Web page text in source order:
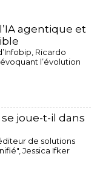
agentique et
Ricardo
l’évolution
joue-t-il dans
de solutions
Jessica Ifker